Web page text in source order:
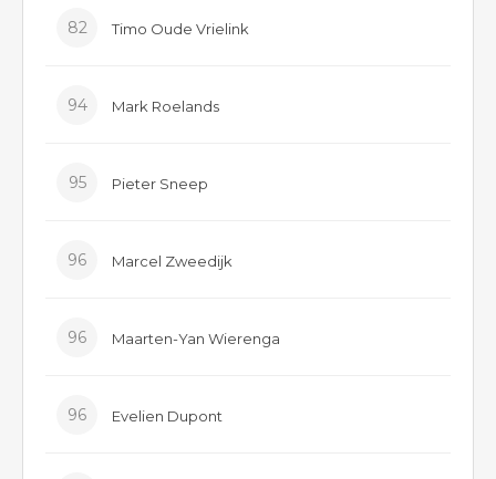
82 Timo Oude Vrielink
94 Mark Roelands
95 Pieter Sneep
96 Marcel Zweedijk
96 Maarten-Yan Wierenga
96 Evelien Dupont